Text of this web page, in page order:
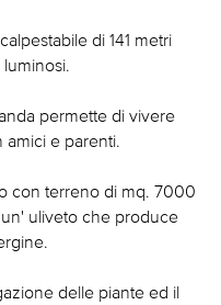
di 141 metri
permette di vivere
e parenti.
con terreno di mq. 7000
uliveto che produce
delle piante ed il